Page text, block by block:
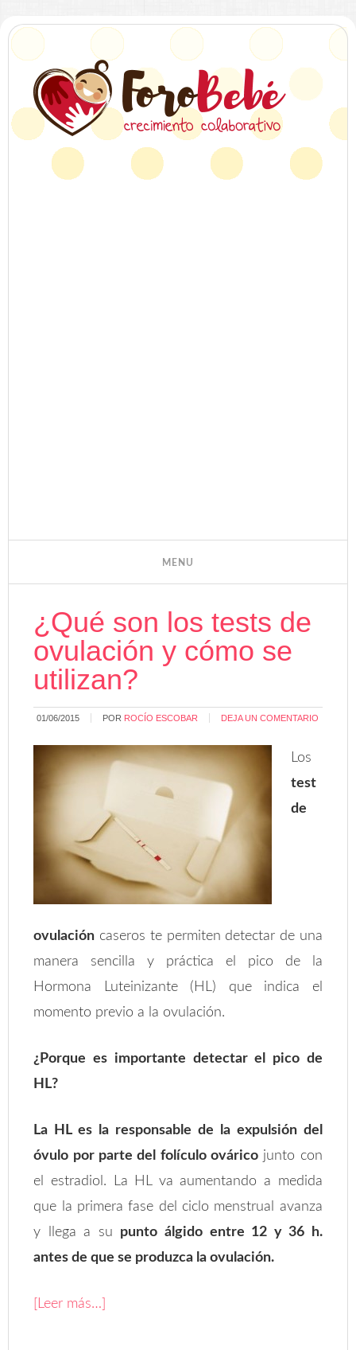
¿Qué son los tests de
ovulación y cómo se
utilizan?
01/06/2015 POR ROCÍO ESCOBAR DEJA UN COMENTARIO
Los
test
de
ovulación caseros te permiten detectar de una
manera sencilla y práctica el pico de la
Hormona Luteinizante (HL) que indica el
momento previo a la ovulación.
¿Porque es importante detectar el pico de
HL?
La HL es la responsable de la expulsión del
óvulo por parte del folículo ováricojunto con
el estradiol. La HL va aumentando a medida
que la primera fase del ciclo menstrual avanza
y llega a su punto álgido entre 12 y 36 h.
antes de que se produzca la ovulación.
[Leer más…]